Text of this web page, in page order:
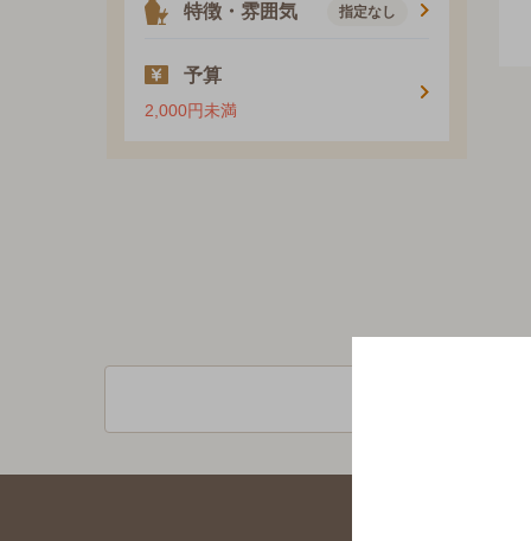
特徴・雰囲気 指定なし
予算
2,000円未満